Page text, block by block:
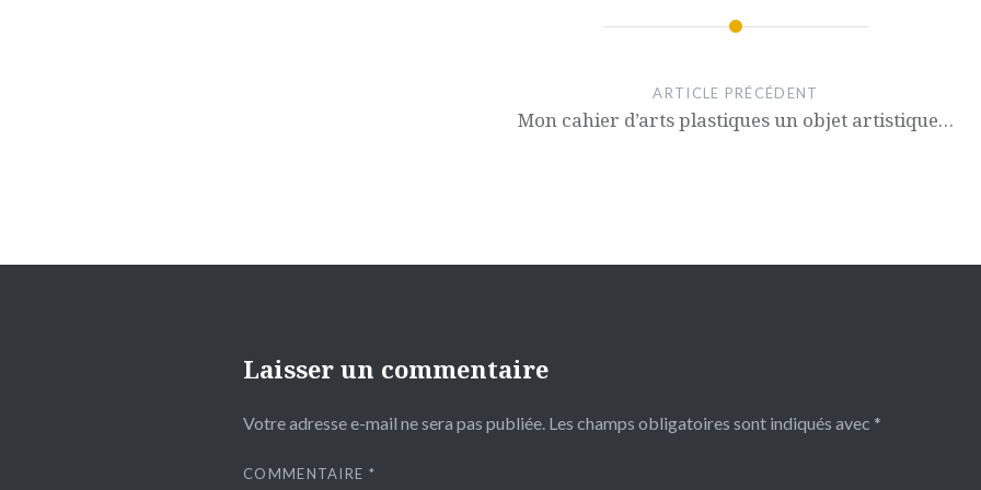
ARTICLE PRÉCÉDENT
Mon cahier d’arts plastiques un objet artistique…
Laisser un commentaire
Votre adresse e-mail ne sera pas publiée. Les champs obligatoires sont indiqués avec *
COMMENTAIRE *